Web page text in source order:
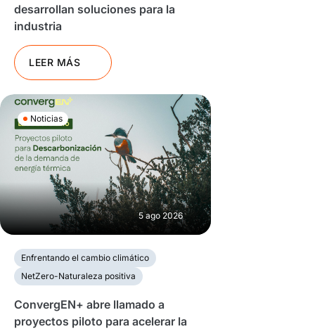
desarrollan soluciones para la
industria
LEER MÁS
Noticias
5 ago 2026
Enfrentando el cambio climático
NetZero-Naturaleza positiva
ConvergEN+ abre llamado a
proyectos piloto para acelerar la